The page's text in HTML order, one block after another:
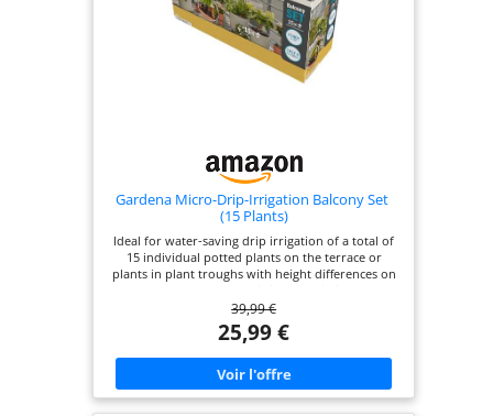
Gardena Micro-Drip-Irrigation Balcony Set ​
(15 Plants)​
Ideal for water-saving drip irrigation of a total of
15 individual potted plants on the terrace or
plants in plant troughs with height differences on
steps Unique Easy & Flexible connection
technology for quick, easy assembly and flexible
expansion of all 4.6 mm components of the set
Self-regulating and self-closing Inline Drip Heads
with constant water output of 2 l/h even with
height differences, can be used flexibly as Inline
Drip Heads for flower boxes and Endline Drip
39,99 €
25,99 €